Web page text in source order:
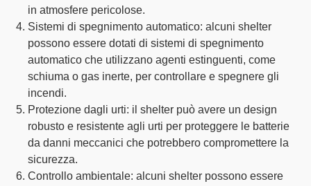
in atmosfere pericolose.
Sistemi di spegnimento automatico: alcuni shelter
possono essere dotati di sistemi di spegnimento
automatico che utilizzano agenti estinguenti, come
schiuma o gas inerte, per controllare e spegnere gli
incendi.
Protezione dagli urti: il shelter può avere un design
robusto e resistente agli urti per proteggere le batterie
da danni meccanici che potrebbero compromettere la
sicurezza.
Controllo ambientale: alcuni shelter possono essere